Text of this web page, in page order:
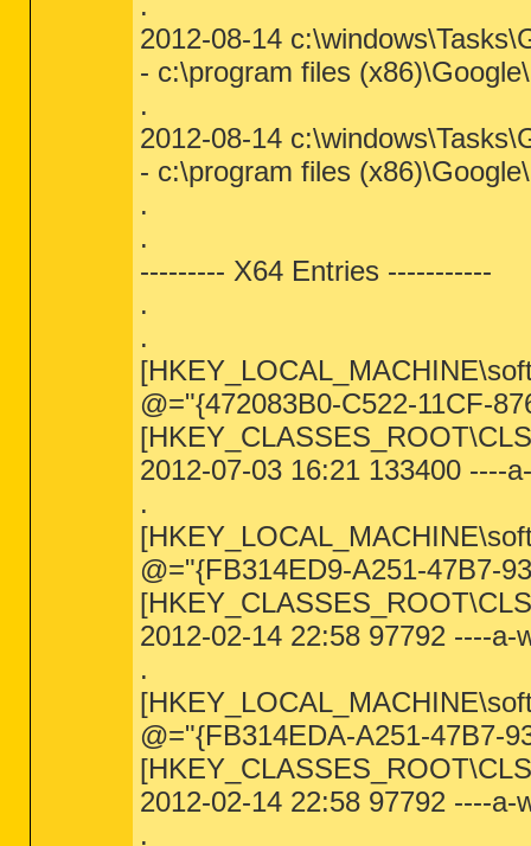
2012-08-14
- c:\program files
.
2012-08-14
- c:\program files
.
.
--------- X64 Entries -----------
.
.
@="{472083B0-C522-11CF-
2012-07-03 16:21 133400 ----
.
@="{FB314ED9-A251-47B7-
2012-02-14 22:58 97792 ----
.
@="{FB314EDA-A251-47B7-
2012-02-14 22:58 97792 ----
.